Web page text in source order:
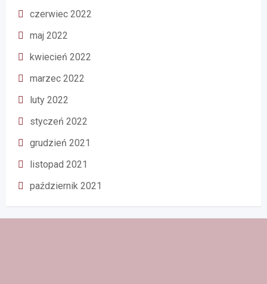
czerwiec 2022
maj 2022
kwiecień 2022
marzec 2022
luty 2022
styczeń 2022
grudzień 2021
listopad 2021
październik 2021